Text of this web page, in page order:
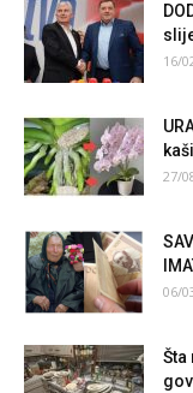
16/
27/
06/
Šta